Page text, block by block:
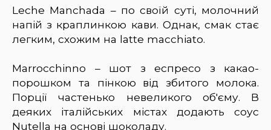
Leche Manchada – по своїй суті, молочний
напій з краплинкою кави. Однак, смак стає
легким, схожим на latte macchiato.
Marrocchinno – шот з еспресо з какао-
порошком та пінкою від збитого молока.
Порції частенько невеликого об'єму. В
деяких італійських містах додають соус
Nutella на основі шоколаду.